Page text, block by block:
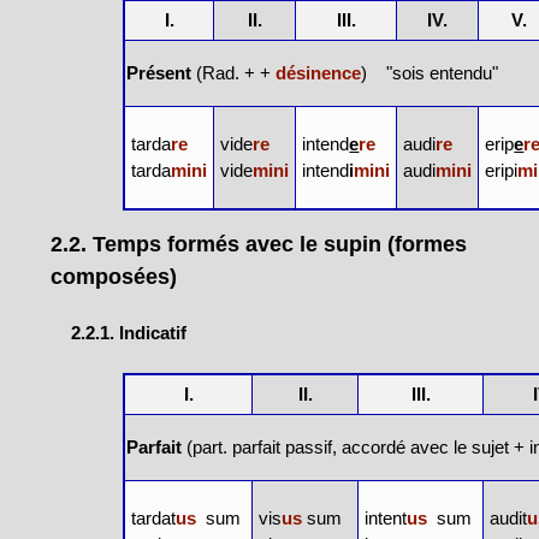
I. II. III. IV. V.
Présent (Rad. + +désinence) "sois entendu"
tardare
tardamini
videre
videmini
intendere
intendimini
audire
audimini
eripe
eripi
2.2. Temps formés avec le supin (formes
composées)
2.2.1. Indicatif
I. II. III.
Parfait (part. parfait passif, accordé avec le sujet +
tardatus sum
visus sum
intentus sum
audit